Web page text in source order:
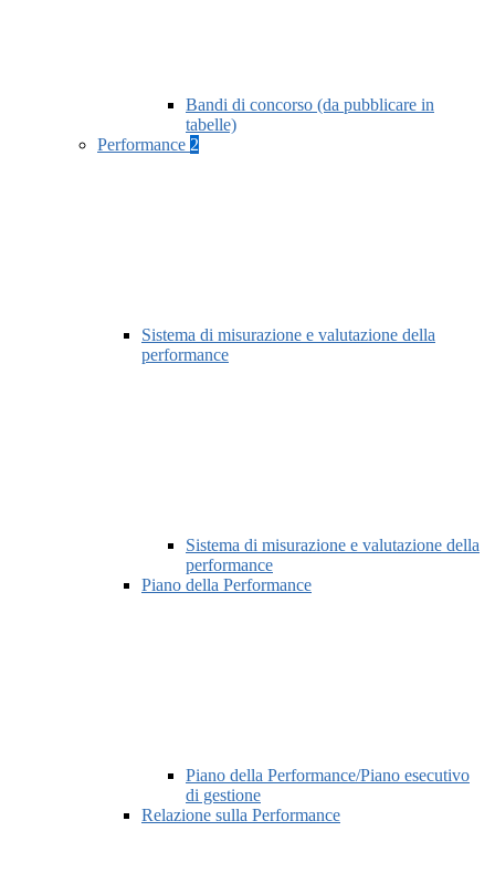
Bandi di concorso (da pubblicare in
tabelle)
Performance 2
Sistema di misurazione e valutazione della
performance
Sistema di misurazione e valutazione della
performance
Piano della Performance
Piano della Performance/Piano esecutivo
di gestione
Relazione sulla Performance